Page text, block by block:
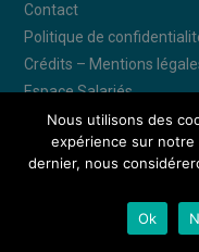
Contact
Politique de
Crédits – Mentions
Espace Salariés
© IDEA CONSTRUCTION
Tilleuls 57190 FLORANGE –
–
Nous utilisons des
expérience sur notre
dernier, nous
Ok
APPELEZ-NOUS